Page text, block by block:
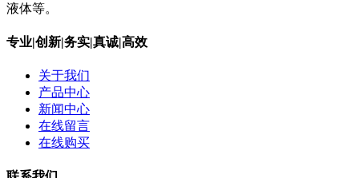
液体等。
专业|创新|务实|真诚|高效
关于我们
产品中心
新闻中心
在线留言
在线购买